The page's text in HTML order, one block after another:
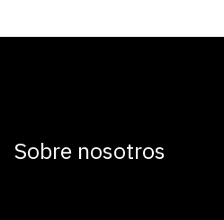
Sobre nosotros